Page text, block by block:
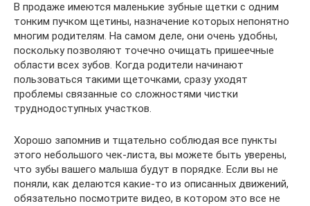
В продаже имеются маленькие зубные щетки с одним
тонким пучком щетины, назначение которых непонятно
многим родителям. На самом деле, они очень удобны,
поскольку позволяют точечно очищать пришеечные
области всех зубов. Когда родители начинают
пользоваться такими щеточками, сразу уходят
проблемы связанные со сложностями чистки
труднодоступных участков.
Хорошо запомнив и тщательно соблюдая все пункты
этого небольшого чек-листа, вы можете быть уверены,
что зубы вашего малыша будут в порядке. Если вы не
поняли, как делаются какие-то из описанных движений,
обязательно посмотрите видео, в котором это все не